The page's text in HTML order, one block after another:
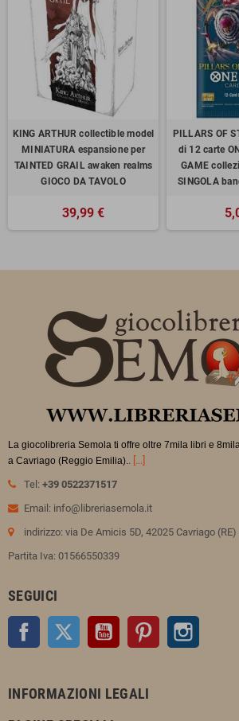
KING ARTHUR collectible model
MINIATURA espansione per
TAINTED GRAIL awaken realms
GIOCO DA TAVOLO
39,99 €
PILLARS OF
di 12 carte
GAME
SINGOLA
La giocolibreria Semola ti offre oltre 7mila libri e
a Cavriago (Reggio Emilia).. [...]
Tel: +39 0522371517
Email: info@libreriasemola.it
indirizzo: via De Amicis 5D, 42025 Cavriago
Partita Iva: 01566550339
SEGUICI
Facebook Twitter YouTube Pinterest
INFORMAZIONI LEGALI